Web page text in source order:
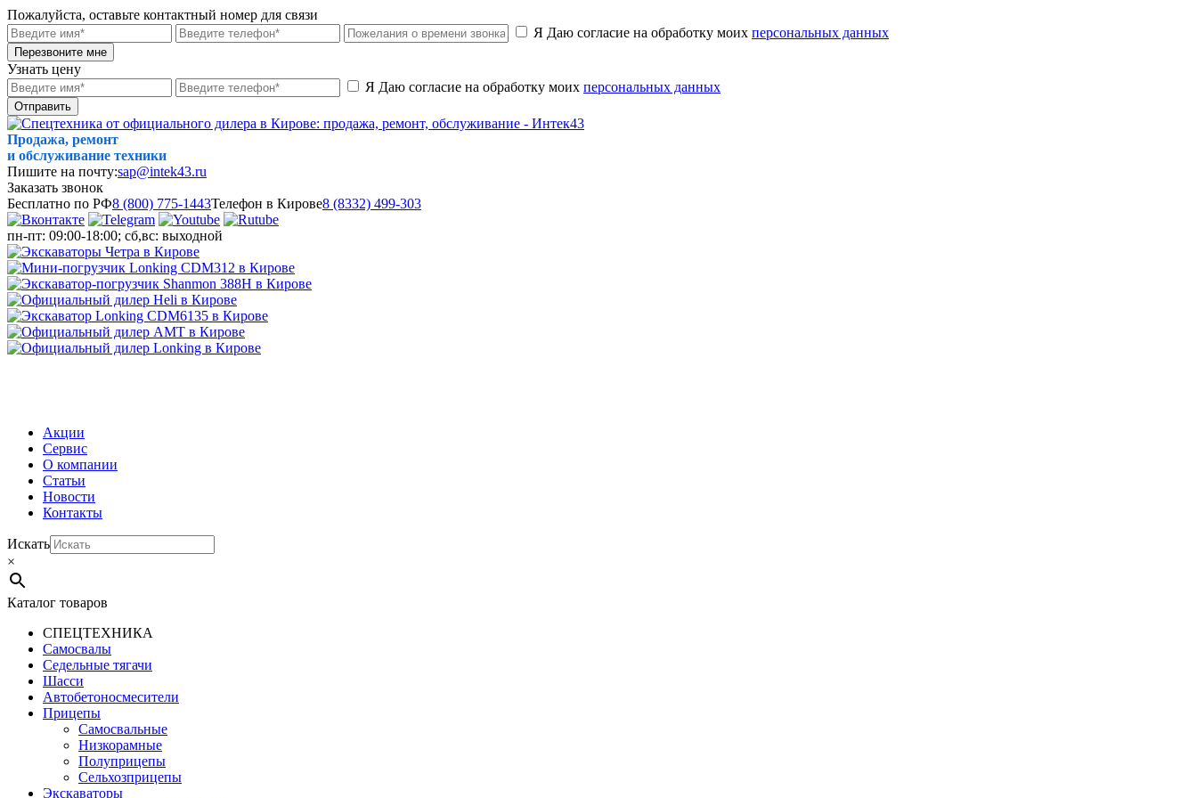
Пожалуйста, оставьте контактный номер для связи
Я Даю согласие на обработку моих персональных данных
Перезвоните мне
Узнать цену
Я Даю согласие на обработку моих персональных данных
Отправить
Продажа, ремонт
и обслуживание техники
Пишите на почту:sap@intek43.ru
Заказать звонок
Бесплатно по РФ8 (800) 775-1443Телефон в Кирове8 (8332) 499-303
пн-пт: 09:00-18:00; сб,вс: выходной
Акции
Сервис
О компании
Статьи
Новости
Контакты
Искать
×
Каталог товаров
СПЕЦТЕХНИКА
Самосвалы
Седельные тягачи
Шасси
Автобетоно­смесители
Прицепы
Самосвальные
Низкорамные
Полуприцепы
Сельхозприцепы
Экскаваторы